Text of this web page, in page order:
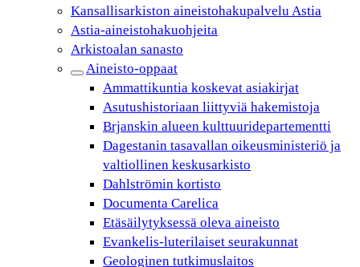
Kansallisarkiston aineistohakupalvelu Astia
Astia-aineistohakuohjeita
Arkistoalan sanasto
Aineisto-oppaat
Ammattikuntia koskevat asiakirjat
Asutushistoriaan liittyviä hakemistoja
Brjanskin alueen kulttuuridepartementti
Dagestanin tasavallan oikeusministeriö ja
valtiollinen keskusarkisto
Dahlströmin kortisto
Documenta Carelica
Etäsäilytyksessä oleva aineisto
Evankelis-luterilaiset seurakunnat
Geologinen tutkimuslaitos